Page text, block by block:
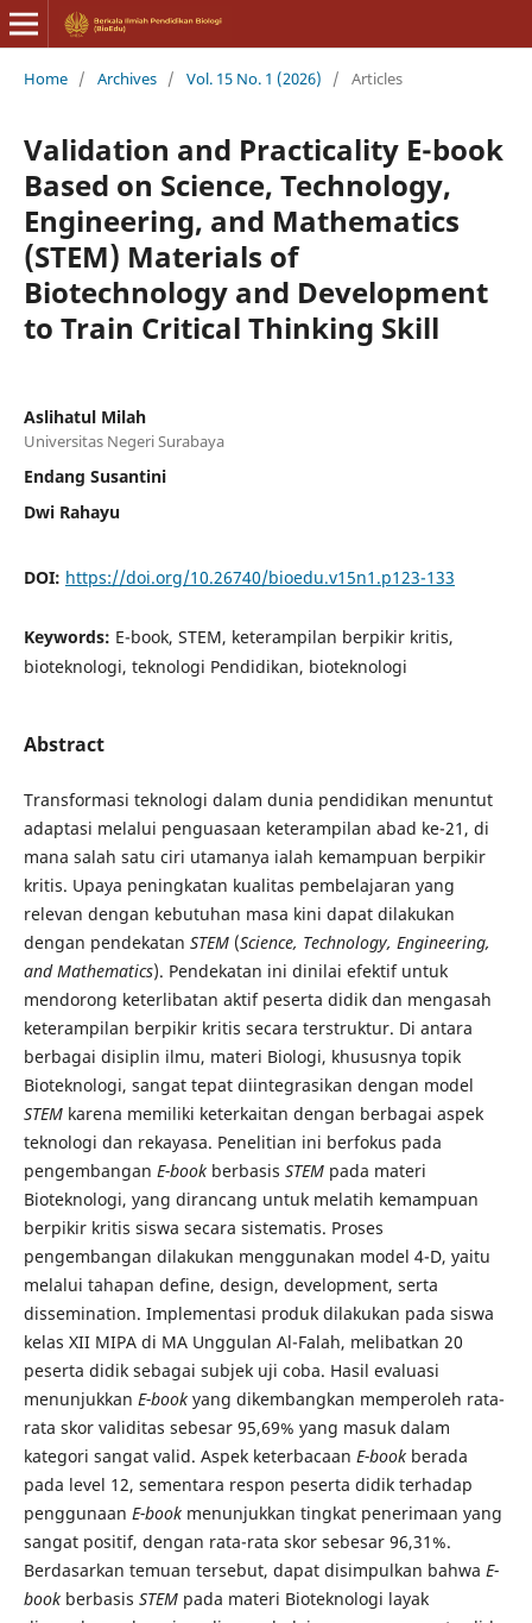
Home / Archives / Vol. 15 No. 1 (2026) / Articles
Validation and Practicality E-book
Based on Science, Technology,
Engineering, and Mathematics
(STEM) Materials of
Biotechnology and Development
to Train Critical Thinking Skill
Aslihatul Milah
Universitas Negeri Surabaya
Endang Susantini
Dwi Rahayu
DOI: https://doi.org/10.26740/bioedu.v15n1.p123-133
Keywords: E-book, STEM, keterampilan berpikir kritis,
bioteknologi, teknologi Pendidikan, bioteknologi
Abstract
Transformasi teknologi dalam dunia pendidikan menuntut
adaptasi melalui penguasaan keterampilan abad ke-21, di
mana salah satu ciri utamanya ialah kemampuan berpikir
kritis. Upaya peningkatan kualitas pembelajaran yang
relevan dengan kebutuhan masa kini dapat dilakukan
dengan pendekatan STEM(Science, Technology, Engineering,
and Mathematics). Pendekatan ini dinilai efektif untuk
mendorong keterlibatan aktif peserta didik dan mengasah
keterampilan berpikir kritis secara terstruktur. Di antara
berbagai disiplin ilmu, materi Biologi, khususnya topik
Bioteknologi, sangat tepat diintegrasikan dengan model
STEMkarena memiliki keterkaitan dengan berbagai aspek
teknologi dan rekayasa. Penelitian ini berfokus pada
pengembangan E-bookberbasis STEMpada materi
Bioteknologi, yang dirancang untuk melatih kemampuan
berpikir kritis siswa secara sistematis. Proses
pengembangan dilakukan menggunakan model 4-D, yaitu
melalui tahapan define, design, development, serta
dissemination. Implementasi produk dilakukan pada siswa
kelas XII MIPA di MA Unggulan Al-Falah, melibatkan 20
peserta didik sebagai subjek uji coba. Hasil evaluasi
menunjukkan E-bookyang dikembangkan memperoleh rata-
rata skor validitas sebesar 95,69% yang masuk dalam
kategori sangat valid. Aspek keterbacaan E-bookberada
pada level 12, sementara respon peserta didik terhadap
penggunaan E-bookmenunjukkan tingkat penerimaan yang
sangat positif, dengan rata-rata skor sebesar 96,31%.
Berdasarkan temuan tersebut, dapat disimpulkan bahwa E-
bookberbasis STEMpada materi Bioteknologi layak